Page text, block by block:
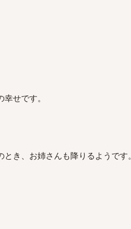
せです。
き、お姉さんも降りるようです。